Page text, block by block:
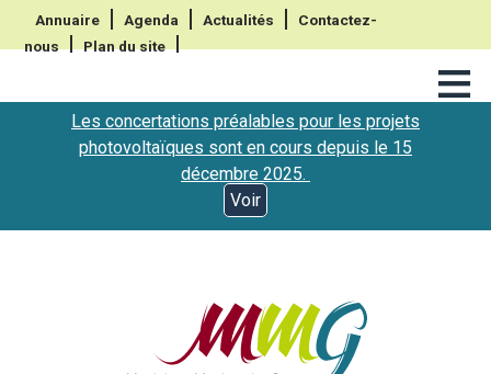
Annuaire Agenda Actualités
Contactez-
nous
Plan du site ≡
Les concertations préalables pour les projets
photovoltaïques sont en cours depuis le 15
décembre 2025.
Voir